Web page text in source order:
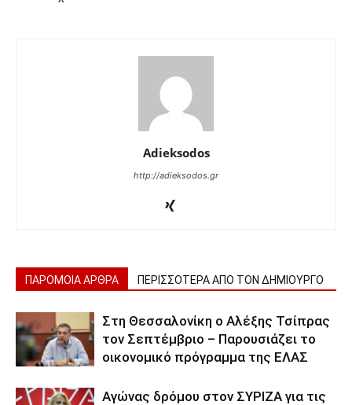
Adieksodos
http://adieksodos.gr
ΠΑΡΟΜΟΙΑ ΑΡΘΡΑ ΠΕΡΙΣΣΟΤΕΡΑ ΑΠΟ ΤΟΝ ΔΗΜΙΟΥΡΓΟ
Στη Θεσσαλονίκη ο Αλέξης Τσίπρας
τον Σεπτέμβριο – Παρουσιάζει το
οικονομικό πρόγραμμα της ΕΛΑΣ
Αγώνας δρόμου στον ΣΥΡΙΖΑ για τις